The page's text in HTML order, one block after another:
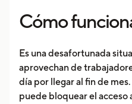
Cómo
Es una desafortunada
aprovechan de
día por llegar al fin de
puede bloquear el acceso